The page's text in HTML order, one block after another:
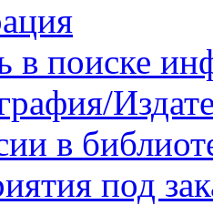
поиске
в
под